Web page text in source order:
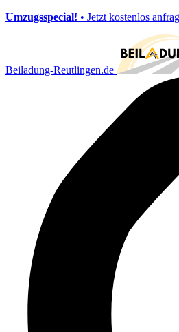
Umzugsspecial! • Jetzt kostenlos
Beiladung-Reutlingen.de